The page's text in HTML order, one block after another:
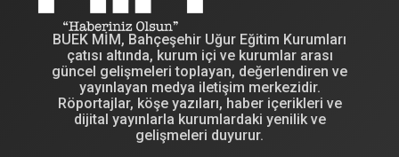
BUEK MİM, Bahçeşehir Uğur Eğitim Kurumları
çatısı altında, kurum içi ve kurumlar arası
güncel gelişmeleri toplayan, değerlendiren ve
yayınlayan medya iletişim merkezidir.
Röportajlar, köşe yazıları, haber içerikleri ve
dijital yayınlarla kurumlardaki yenilik ve
gelişmeleri duyurur.